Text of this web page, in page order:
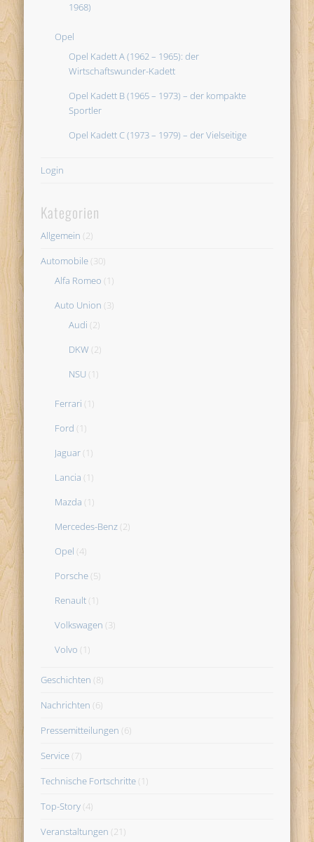
1968)
Opel
Opel Kadett A (1962 – 1965): der
Wirtschaftswunder-Kadett
Opel Kadett B (1965 – 1973) – der kompakte
Sportler
Opel Kadett C (1973 – 1979) – der Vielseitige
Login
Kategorien
Allgemein (2)
Automobile (30)
Alfa Romeo (1)
Auto Union (3)
Audi (2)
DKW (2)
NSU (1)
Ferrari (1)
Ford (1)
Jaguar (1)
Lancia (1)
Mazda (1)
Mercedes-Benz (2)
Opel (4)
Porsche (5)
Renault (1)
Volkswagen (3)
Volvo (1)
Geschichten (8)
Nachrichten (6)
Pressemitteilungen (6)
Service (7)
Technische Fortschritte (1)
Top-Story (4)
Veranstaltungen (21)